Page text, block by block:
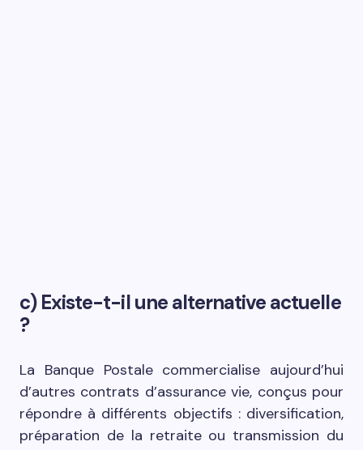
c) Existe-t-il une alternative actuelle
?
La Banque Postale commercialise aujourd’hui
d’autres contrats d’assurance vie, conçus pour
répondre à différents objectifs : diversification,
préparation de la retraite ou transmission du